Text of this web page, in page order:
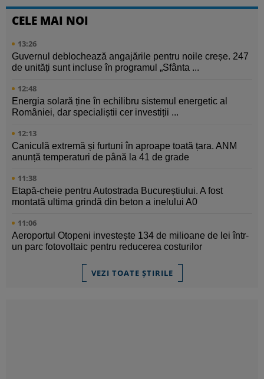
CELE MAI NOI
13:26
Guvernul deblochează angajările pentru noile creșe. 247
de unități sunt incluse în programul „Sfânta ...
12:48
Energia solară ține în echilibru sistemul energetic al
României, dar specialiștii cer investiții ...
12:13
Caniculă extremă și furtuni în aproape toată țara. ANM
anunță temperaturi de până la 41 de grade
11:38
Etapă-cheie pentru Autostrada Bucureștiului. A fost
montată ultima grindă din beton a inelului A0
11:06
Aeroportul Otopeni investește 134 de milioane de lei într-
un parc fotovoltaic pentru reducerea costurilor
VEZI TOATE ȘTIRILE